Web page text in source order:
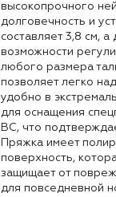
высокопрочного
долговечность и
составляет 3,8 см,
возможности
любого размера
позволяет легко
удобно в
для оснащения
ВС, что
Пряжка имеет
поверхность,
защищает от
для повседневной